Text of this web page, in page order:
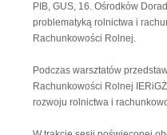
PIB, GUS, 16. Ośrodków
problematyką rolnictwa i
Rachunkowości Rolnej.
Podczas warsztatów
Rachunkowości Rolnej
rozwoju rolnictwa i